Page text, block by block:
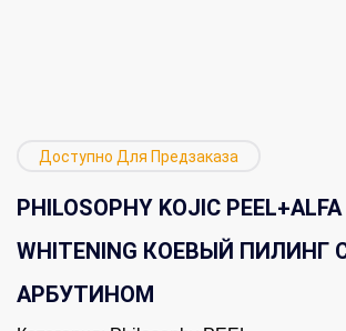
Доступно Для Предзаказа
PHILOSOPHY KOJIC
WHITENING КОЕВЫЙ ПИЛИНГ
АРБУТИНОМ